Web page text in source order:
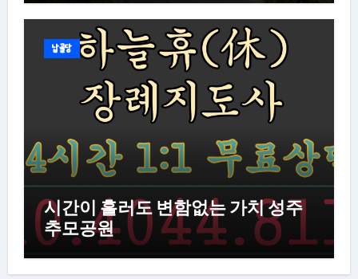
납골당
시간이 흘러도 변함없는 가치 성주
추모공원